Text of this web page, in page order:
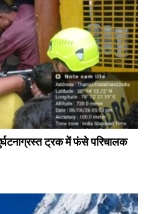
ट्रक में फंसे परिचालक